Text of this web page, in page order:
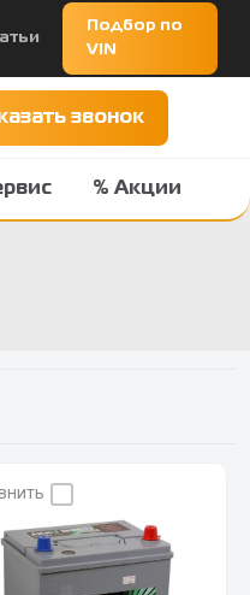
Подбор по
VIN
звонок
% Акции